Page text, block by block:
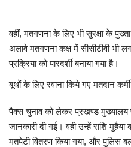
वहीं, मतगणना के लिए भी सुरक्षा केे
अलावे मतगणना कक्ष में सीसीटीवी भी
प्रक्रिया को पारदर्शी बनाया गया है।
बूथों के लिए रवाना किये गए मतदान कर्मी
पैक्स चुनाव को लेकर प्रखण्ड मुख्यालय
जानकारी दी गई। वही उन्हें राशि
मतपेटी वितरण किया गया, और पुलिस